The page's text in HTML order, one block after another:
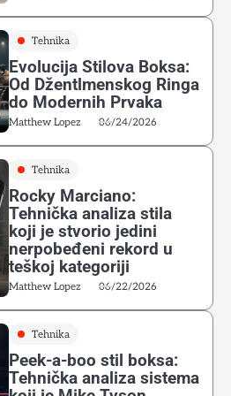
Tehnika
Evolucija Stilova Boksa:
Od Džentlmenskog Ringa
do Modernih Prvaka
Matthew Lopez 06/24/2026
Tehnika
Rocky Marciano:
Tehnička analiza stila
koji je stvorio jedini
nerpobeđeni rekord u
teškoj kategoriji
Matthew Lopez 06/22/2026
Tehnika
Peek-a-boo stil boksa:
Tehnička analiza sistema